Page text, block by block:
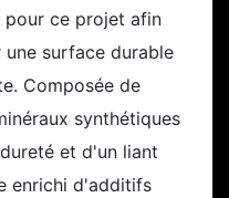
pour ce projet afin
surface durable
Composée de
synthétiques
et d'un liant
enrichi d'additifs